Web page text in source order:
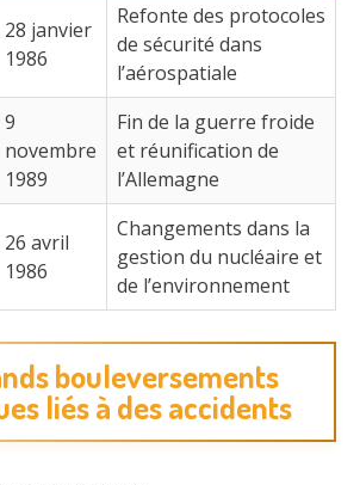
28 janvier
1986
Refonte des protocoles
de sécurité dans
l’aérospatiale
9
novembre
1989
Fin de la guerre froide
et réunification de
l’Allemagne
26 avril
1986
Changements dans la
gestion du nucléaire et
de l’environnement
bouleversements
liés à des accidents